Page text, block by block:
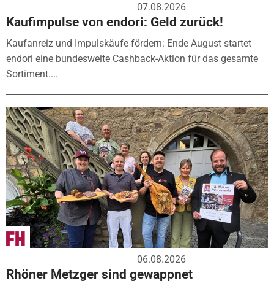
07.08.2026
Kaufimpulse von endori: Geld zurück!
Kaufanreiz und Impulskäufe fördern: Ende August startet
endori eine bundesweite Cashback-Aktion für das gesamte
Sortiment....
06.08.2026
Rhöner Metzger sind gewappnet